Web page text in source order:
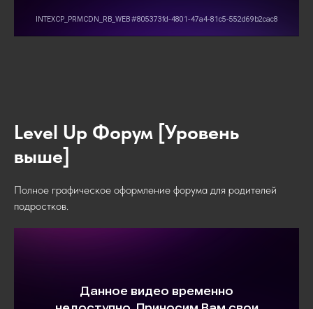
Level Up Форум [Уровень
выше]
Полное графическое оформление форума для родителей
подростков.